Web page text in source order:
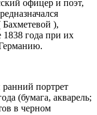
офицер и поэт,
),
года при их
портрет
(бумага, акварель;
в черном